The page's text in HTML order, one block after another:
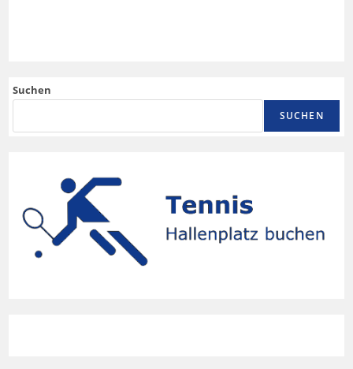
Suchen
SUCHEN